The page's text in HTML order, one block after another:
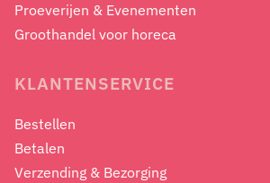
Proeverijen & Evenementen
Groothandel voor horeca
KLANTENSERVICE
Bestellen
Betalen
Verzending & Bezorging